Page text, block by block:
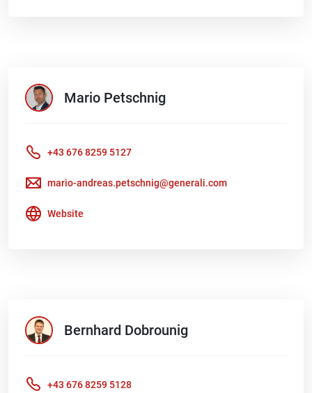
Mario Petschnig
+43 676 8259 5127
mario-andreas.petschnig@generali.com
Website
Bernhard Dobrounig
+43 676 8259 5128